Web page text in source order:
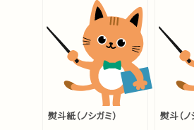
熨斗紙（ノシガミ） 熨斗（ノ